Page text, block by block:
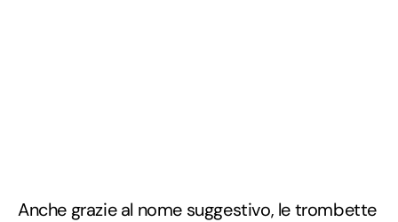
Anche grazie al nome suggestivo, le trombette